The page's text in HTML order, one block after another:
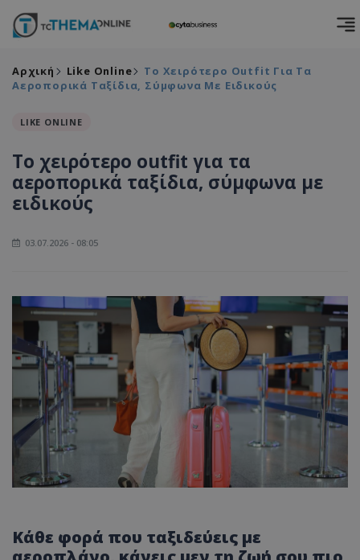
Αρχική Like Online
Το Χειρότερο Outfit Για Τα
Αεροπορικά Ταξίδια, Σύμφωνα Με Ειδικούς
LIKE ONLINE
Το χειρότερο outfit για τα
αεροπορικά ταξίδια, σύμφωνα με
ειδικούς
03.07.2026 - 08:05
Κάθε φορά που ταξιδεύεις με